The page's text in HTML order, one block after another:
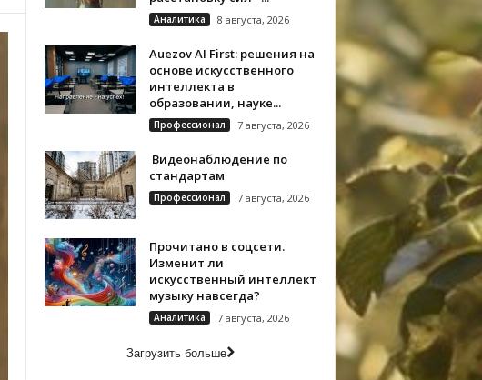
Аналитика 8 августа, 2026
Auezov AI First: решения на
основе искусственного
интеллекта в
образовании, науке...
Профессионал 7 августа, 2026
Видеонаблюдение по
стандартам
Профессионал 7 августа, 2026
Прочитано в соцсети.
Изменит ли
искусственный интеллект
музыку навсегда?
Аналитика 7 августа, 2026
Загрузить больше